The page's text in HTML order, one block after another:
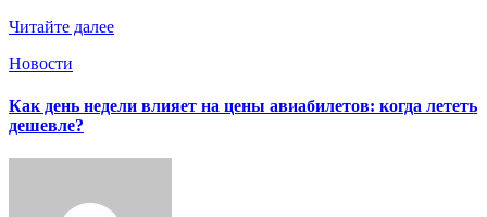
Читайте далее
Новости
Как день недели влияет на цены авиабилетов: когда лететь
дешевле?